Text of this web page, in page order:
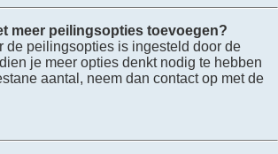
meer peilingsopties toevoegen?
de peilingsopties is ingesteld door de
je meer opties denkt nodig te hebben
aantal, neem dan contact op met de